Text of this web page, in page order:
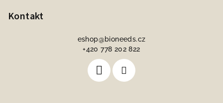
Kontakt
eshop@bioneeds.cz
+420 778 202 822